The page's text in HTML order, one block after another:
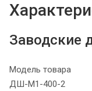
Заводские
Модель товара
ДШ-М1-400-2